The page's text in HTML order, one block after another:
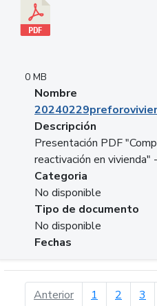
0 MB
Nombre
Descripción
Presentación PDF
reactivación en
Categoria
No disponible
Tipo de documento
No disponible
Fechas
Anteriorpágina anterior
1 2 3